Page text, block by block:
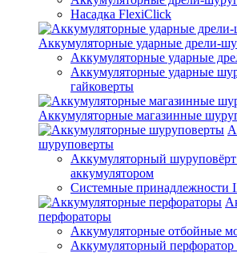
Насадка FlexiClick
Аккумуляторные ударные дрели-
Аккумуляторные ударные
Аккумуляторные ударные
гайковерты
Аккумуляторные магазинные
шуруповерты
Аккумуляторный
аккумулятором
Системные принадлежности
перфораторы
Аккумуляторные отбойные
Аккумуляторный перфоратор